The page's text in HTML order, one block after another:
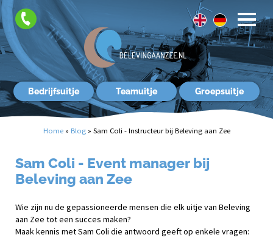
Bedrijfsuitje Teamuitje Groepsuitje
Home » Blog » Sam Coli - Instructeur bij Beleving aan Zee
Sam Coli - Event manager bij
Beleving aan Zee
Wie zijn nu de gepassioneerde mensen die elk uitje van Beleving
aan Zee tot een succes maken?
Maak kennis met Sam Coli die antwoord geeft op enkele vragen: